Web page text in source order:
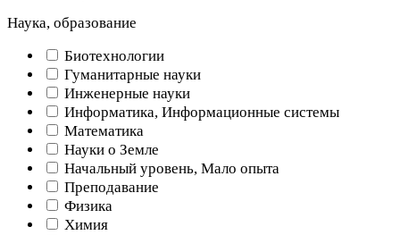
Наука, образование
Биотехнологии
Гуманитарные науки
Инженерные науки
Информатика, Информационные системы
Математика
Науки о Земле
Начальный уровень, Мало опыта
Преподавание
Физика
Химия